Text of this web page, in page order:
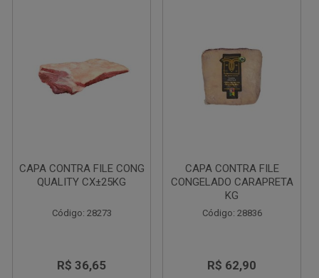
CAPA CONTRA FILE CONG
QUALITY CX±25KG
Código: 28273
R$ 36,65
CAPA CONTRA FILE
CONGELADO CARAPRETA
KG
Código: 28836
R$ 62,90